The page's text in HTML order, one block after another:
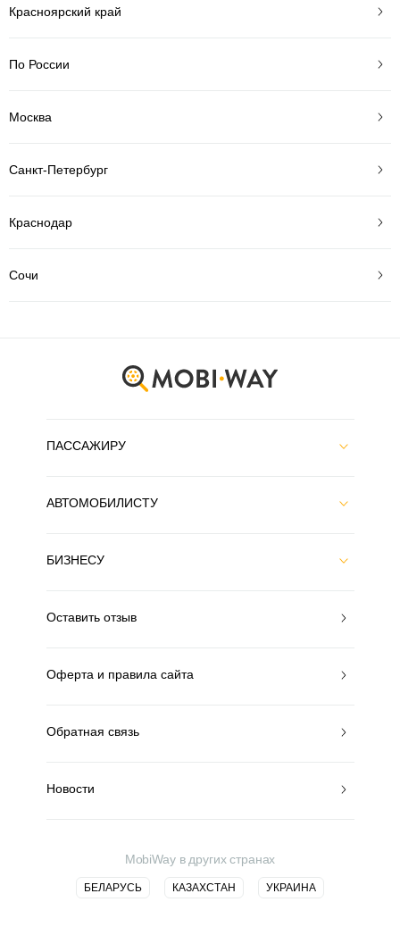
Красноярский край
По России
Москва
Санкт-Петербург
Краснодар
Сочи
ПАССАЖИРУ
АВТОМОБИЛИСТУ
БИЗНЕСУ
Оставить отзыв
Оферта и правила сайта
Обратная связь
Новости
MobiWay в других странах
БЕЛАРУСЬ КАЗАХСТАН УКРАИНА